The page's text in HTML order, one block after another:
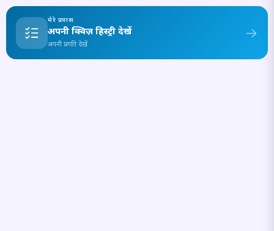
मेरे प्रयास
अपनी क्विज़ हिस्ट्री देखें
अपनी प्रगति देखें